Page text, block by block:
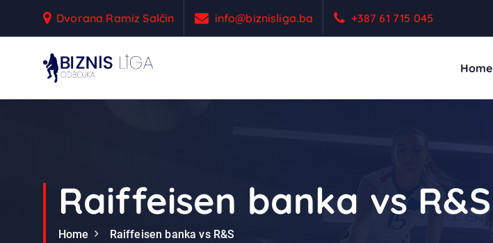
Dvorana Ramiz Salčin info@biznisliga.ba +387 61 715 045
Home
Raiffeisen banka vs R&S
Home Raiffeisen banka vs R&S